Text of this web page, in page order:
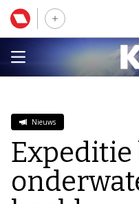
Nieuws